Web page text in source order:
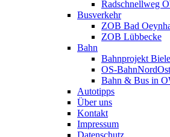
Radschnellweg
Busverkehr
ZOB Bad
ZOB Lübbecke
Bahn
Bahnprojekt
OS-
Bahn & Bus in
Autotipps
Über uns
Kontakt
Impressum
Datenschutz